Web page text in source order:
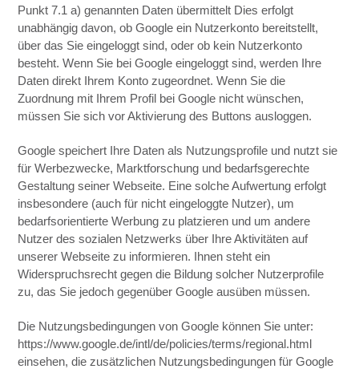
Punkt 7.1 a) genannten Daten übermittelt Dies erfolgt
unabhängig davon, ob Google ein Nutzerkonto bereitstellt,
über das Sie eingeloggt sind, oder ob kein Nutzerkonto
besteht. Wenn Sie bei Google eingeloggt sind, werden Ihre
Daten direkt Ihrem Konto zugeordnet. Wenn Sie die
Zuordnung mit Ihrem Profil bei Google nicht wünschen,
müssen Sie sich vor Aktivierung des Buttons ausloggen.
Google speichert Ihre Daten als Nutzungsprofile und nutzt sie
für Werbezwecke, Marktforschung und bedarfsgerechte
Gestaltung seiner Webseite. Eine solche Aufwertung erfolgt
insbesondere (auch für nicht eingeloggte Nutzer), um
bedarfsorientierte Werbung zu platzieren und um andere
Nutzer des sozialen Netzwerks über Ihre Aktivitäten auf
unserer Webseite zu informieren. Ihnen steht ein
Widerspruchsrecht gegen die Bildung solcher Nutzerprofile
zu, das Sie jedoch gegenüber Google ausüben müssen.
Die Nutzungsbedingungen von Google können Sie unter:
https://www.google.de/intl/de/policies/terms/regional.html
einsehen, die zusätzlichen Nutzungsbedingungen für Google